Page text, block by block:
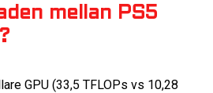
mellan PS5
GPU (33,5 TFLOPs vs 10,28